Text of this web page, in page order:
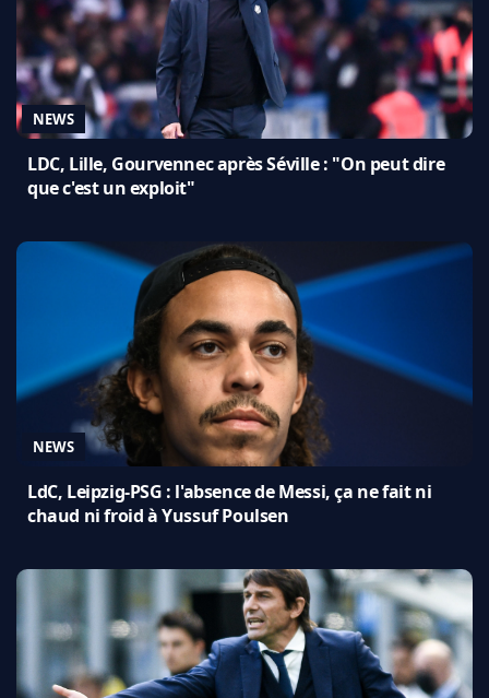
NEWS
LDC, Lille, Gourvennec après Séville : "On peut dire
que c'est un exploit"
NEWS
LdC, Leipzig-PSG : l'absence de Messi, ça ne fait ni
chaud ni froid à Yussuf Poulsen